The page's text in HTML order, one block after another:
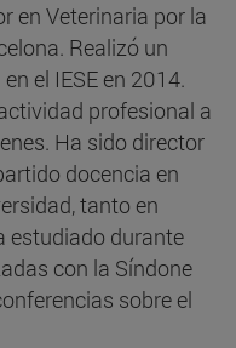
en Veterinaria por la
Realizó un
el IESE en 2014.
profesional a
Ha sido director
docencia en
tanto en
estudiado durante
con la Síndone
sobre el